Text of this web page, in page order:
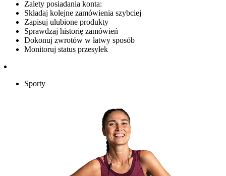
Zalety posiadania konta:
Składaj kolejne zamówienia szybciej
Zapisuj ulubione produkty
Sprawdzaj historię zamówień
Dokonuj zwrotów w łatwy sposób
Monitoruj status przesyłek
Sporty